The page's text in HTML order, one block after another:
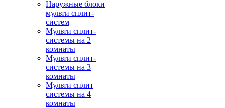
Наружные блоки
мульти сплит-
систем
Мульти сплит-
системы на 2
комнаты
Мульти сплит-
системы на 3
комнаты
Мульти сплит
системы на 4
комнаты